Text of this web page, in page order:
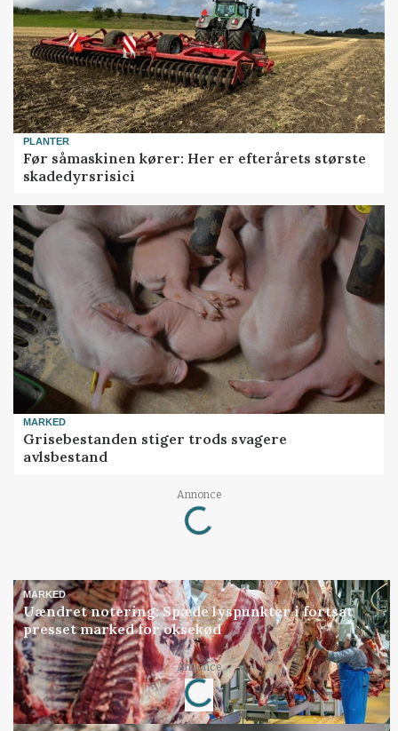
PLANTER
Før såmaskinen kører: Her er efterårets største
skadedyrsrisici
MARKED
Grisebestanden stiger trods svagere
avlsbestand
Annonce
Loading...
MARKED
Uændret notering: Spæde lyspunkter i fortsat
presset marked for oksekød
Annonce
Loading...